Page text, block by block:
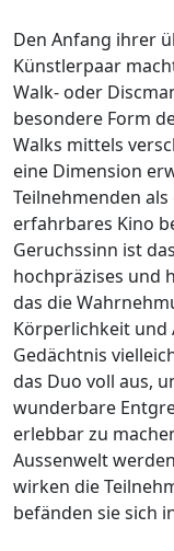
Den Anfang ihrer
Künstlerpaar
Walk- oder
besondere Form
Walks mittels
eine Dimension
Teilnehmenden
erfahrbares Kino
Geruchssinn ist
hochpräzises und
das die
Körperlichkeit und
Gedächtnis
das Duo voll aus,
wunderbare
erlebbar zu
Aussenwelt
wirken die
befänden sie sich